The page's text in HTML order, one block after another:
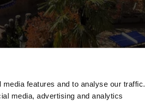
features and to analyse our traffic.
media, advertising and analytics